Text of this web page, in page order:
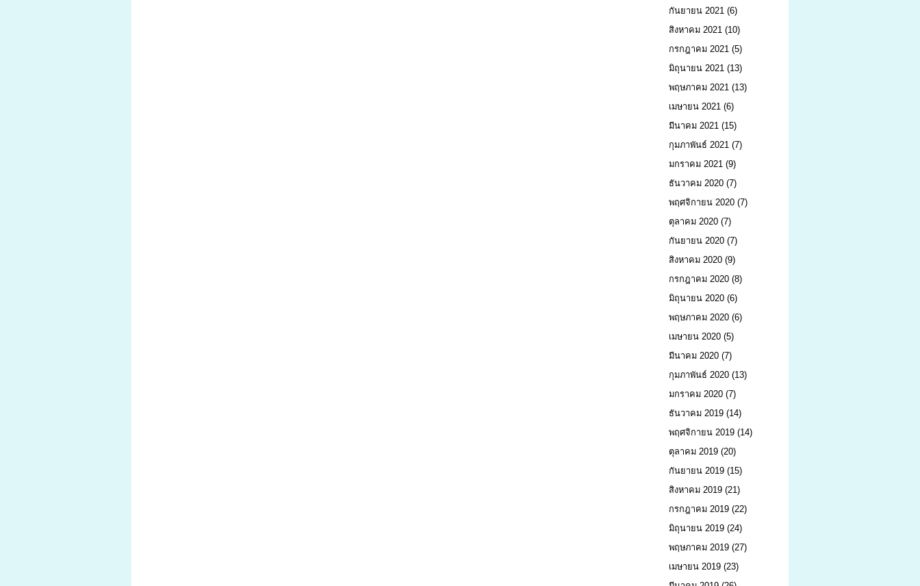
กันยายน 2021 (6)
สิงหาคม 2021 (10)
กรกฎาคม 2021 (5)
มิถุนายน 2021 (13)
พฤษภาคม 2021 (13)
เมษายน 2021 (6)
มีนาคม 2021 (15)
กุมภาพันธ์ 2021 (7)
มกราคม 2021 (9)
ธันวาคม 2020 (7)
พฤศจิกายน 2020 (7)
ตุลาคม 2020 (7)
กันยายน 2020 (7)
สิงหาคม 2020 (9)
กรกฎาคม 2020 (8)
มิถุนายน 2020 (6)
พฤษภาคม 2020 (6)
เมษายน 2020 (5)
มีนาคม 2020 (7)
กุมภาพันธ์ 2020 (13)
มกราคม 2020 (7)
ธันวาคม 2019 (14)
พฤศจิกายน 2019 (14)
ตุลาคม 2019 (20)
กันยายน 2019 (15)
สิงหาคม 2019 (21)
กรกฎาคม 2019 (22)
มิถุนายน 2019 (24)
พฤษภาคม 2019 (27)
เมษายน 2019 (23)